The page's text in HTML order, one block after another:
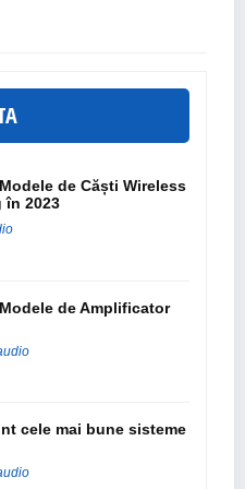
de Căști Wireless
în 2023
de Amplificator
cele mai bune sisteme